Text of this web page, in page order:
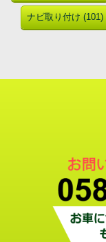
ナビ取り付け (101)